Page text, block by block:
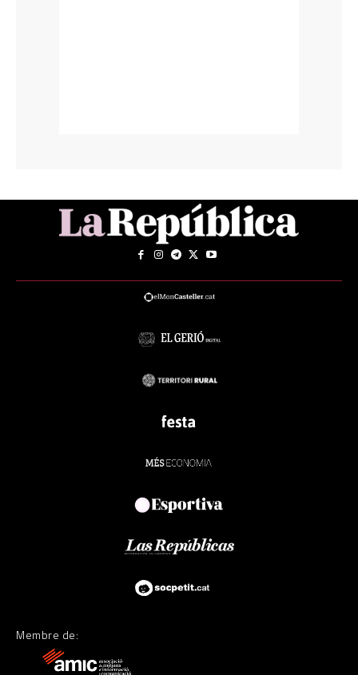
Membre de: